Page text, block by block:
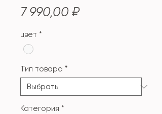
7 990,00 ₽Цена
цвет *
Тип товара *
Категория *